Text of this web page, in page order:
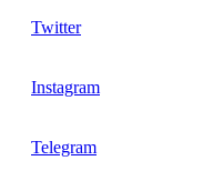
Twitter
Instagram
Telegram